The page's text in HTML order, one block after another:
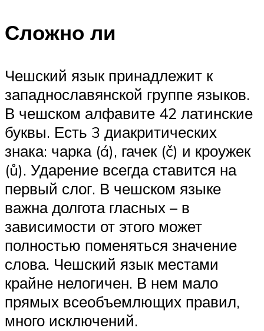
Сложно ли
Чешский язык принадлежит к
западнославянской группе языков.
В чешском алфавите 42 латинские
буквы. Есть 3 диакритических
знака: чарка (á), гачек (č) и кроужек
(ů). Ударение всегда ставится на
первый слог. В чешском языке
важна долгота гласных – в
зависимости от этого может
полностью поменяться значение
слова. Чешский язык местами
крайне нелогичен. В нем мало
прямых всеобъемлющих правил,
много исключений.